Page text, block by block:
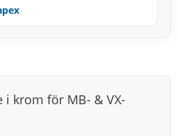
krom för MB- & VX-